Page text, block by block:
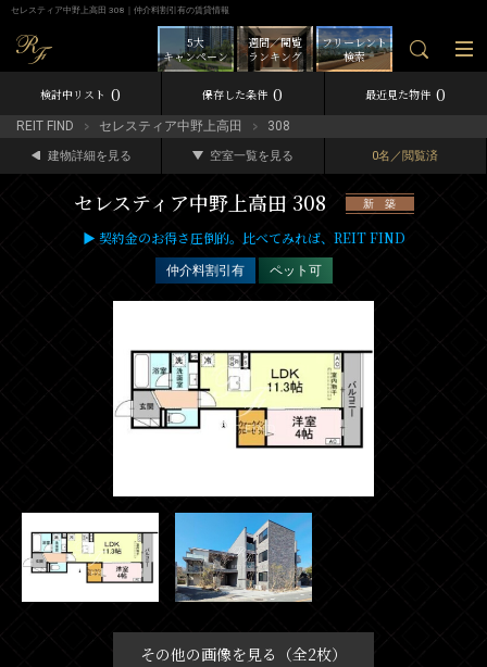
セレスティア中野上高田 308｜仲介料割引有の賃貸情報
フリーレント
検索
週間／閲覧
ランキング
5大
キャンペーン
検討中リスト 0 保存した条件 0 最近見た物件 0
REIT FIND セレスティア中野上高田 308
建物詳細を見る 空室一覧を見る 0名／閲覧済
セレスティア中野上高田 308 新 築
▶ 契約金のお得さ圧倒的。比べてみれば、REIT FIND
仲介料割引有 ペット可
その他の画像を見る（全2枚）